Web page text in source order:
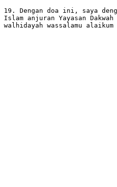
19. Dengan doa ini, saya
Islam anjuran Yayasan
walhidayah wassalamu